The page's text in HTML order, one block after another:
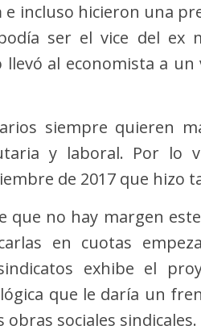
e incluso hicieron una
ser el vice del ex
al economista a
siempre quieren
y laboral. Por lo
de 2017 que hizo
que no hay margen
en cuotas
exhibe el
que le daría un
obras sociales sindicales.